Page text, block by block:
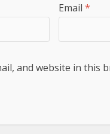
Email *
and website in this